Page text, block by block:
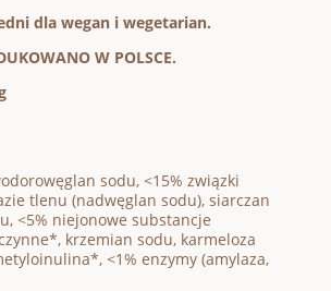
dla wegan i wegetarian.
W POLSCE.
sodu, <15% związki
tlenu (nadwęglan sodu), siarczan
<5% niejonowe substancje
krzemian sodu, karmeloza
<1% enzymy (amylaza,